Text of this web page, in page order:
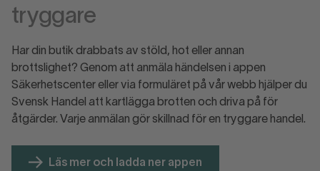
tryggare
Har din butik drabbats av stöld, hot eller annan
brottslighet? Genom att anmäla händelsen i appen
Säkerhetscenter eller via formuläret på vår webb hjälper du
Svensk Handel att kartlägga brotten och driva på för
åtgärder. Varje anmälan gör skillnad för en tryggare handel.
Läs mer och ladda ner appen